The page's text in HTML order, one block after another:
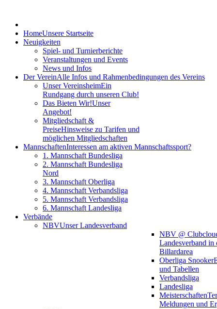
HomeUnsere Startseite
Neuigkeiten
Spiel- und Turnierberichte
Veranstaltungen und Events
News und Infos
Der VereinAlle Infos und Rahmenbedingungen des Vereins
Unser VereinsheimEin
Rundgang durch unseren Club!
Das Bieten Wir!Unser
Angebot!
Mitgliedschaft &
PreiseHinsweise zu Tarifen und
möglichen Mitgliedschaften
MannschaftenInteressen am aktiven Mannschaftssport?
1. Mannschaft Bundesliga
2. Mannschaft Bundesliga
Nord
3. Mannschaft Oberliga
4. Mannschaft Verbandsliga
5. Mannschaft Verbandsliga
6. Mannschaft Landesliga
Verbände
NBVUnser Landesverband
NBV @
Landesverband in
Billardarea
Oberliga Snooker
und Tabellen
Verbandsliga
Landesliga
Meisterschaften
Meldungen und